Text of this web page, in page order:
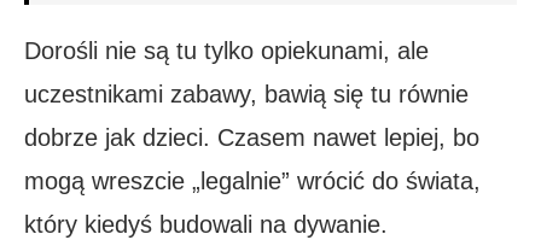
Dorośli nie są tu tylko opiekunami, ale
uczestnikami zabawy, bawią się tu równie
dobrze jak dzieci. Czasem nawet lepiej, bo
mogą wreszcie „legalnie” wrócić do świata,
który kiedyś budowali na dywanie.